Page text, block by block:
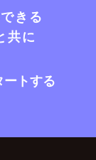
きる
共に
トする